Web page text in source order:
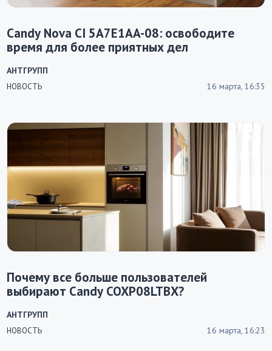
Candy Nova CI 5A7E1AA-08: освободите
время для более приятных дел
НОВОСТЬ 16 марта, 16:35
АНТГРУПП
Почему все больше пользователей
выбирают Candy COXP08LTBX?
НОВОСТЬ 16 марта, 16:23
АНТГРУПП